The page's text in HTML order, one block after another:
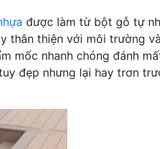
được làm từ bột gỗ tự
thân thiện với môi trường
mốc nhanh chóng đánh
đẹp nhưng lại hay trơn